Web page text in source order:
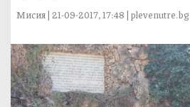
Мисия | 21-09-2017, 17:48 | plevenutre.bg